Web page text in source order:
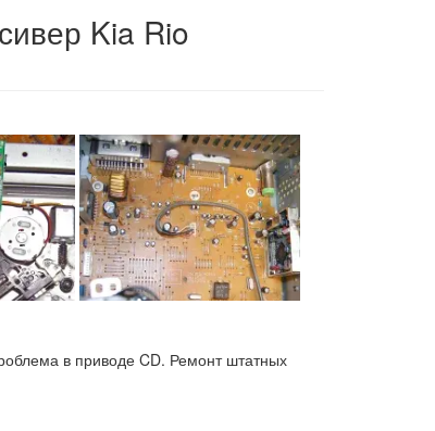
Kia Rio
в приводе CD. Ремонт штатных